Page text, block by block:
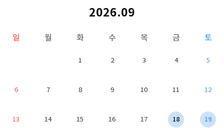
2026.09
일 월 화 수 목 금 토
1 2 3 4 5
6 7 8 9 10 11 12
13 14 15 16 17 18 19